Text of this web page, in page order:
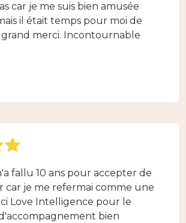
car je me suis bien amusée
il était temps pour moi de
grand merci. Incontournable
fallu 10 ans pour accepter de
car je me refermai comme une
Love Intelligence pour le
bien